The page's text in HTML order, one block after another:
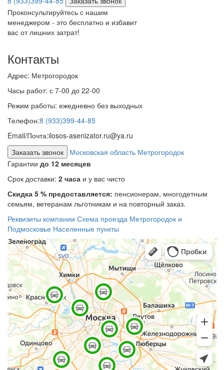
Проконсультируйтесь с нашим
менеджером - это бесплатно и избавит
вас от лишних затрат!
Контакты
Адрес: Метрогородок
Часы работ: с 7-00 до 22-00
Режим работы: ежедневно без выходных
Телефон:8 (933)399-44-85
Email/Почта:ilosos-asenizator.ru@ya.ru
Заказать звонок
Московская область Метрогородок
Гарантии до 12 месяцев
Срок доставки: 2 часа и у вас чисто
Скидка 5 % предоставляется: пенсионерам, многодетным
семьям, ветеранам льготникам и на повторный заказ.
Реквизиты компании Схема проезда Метрогородок и
Подмосковье Населенные пункты